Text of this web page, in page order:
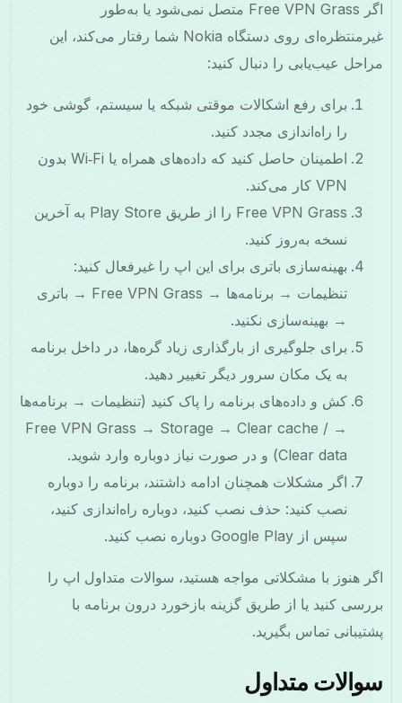
اگر Free VPN Grass متصل نمی‌شود یا به‌طور
غیرمنتظره‌ای روی دستگاه Nokia شما رفتار می‌کند، این
عیب‌یابی را دنبال کنید:
برای رفع اشکالات موقتی شبکه یا سیستم، گوشی خود
را راه‌اندازی مجدد کنید.
اطمینان حاصل کنید که داده‌های همراه یا Wi‑Fi بدون
VPN کار می‌کند.
Free VPN Grass را از طریق Play Store به آخرین
نسخه به‌روز کنید.
بهینه‌سازی باتری برای این اپ را غیرفعال کنید:
تنظیمات → برنامه‌ها → Free VPN Grass → باتری
→ بهینه‌سازی نکنید.
برای جلوگیری از بارگذاری زیاد گره‌ها، در داخل برنامه
به یک مکان سرور دیگر تغییر دهید.
کش و داده‌های برنامه را پاک کنید (تنظیمات → برنامه‌ها
→ Free VPN Grass → Storage → Clear cache /
Clear data) و در صورت نیاز دوباره وارد شوید.
اگر مشکلات همچنان ادامه داشتند، برنامه را دوباره
نصب کنید: حذف نصب کنید، دوباره راه‌اندازی کنید،
سپس از Google Play دوباره نصب کنید.
هنوز با مشکلاتی مواجه هستید، سوالات متداول اپ را
کنید یا از طریق گزینه بازخورد درون برنامه با
تماس بگیرید.
متداول